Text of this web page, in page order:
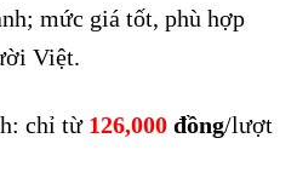
mức giá tốt, phù hợp
Việt.
chỉ từ 126,000 đồng/lượt